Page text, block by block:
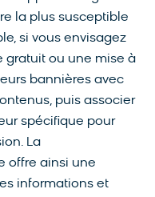
la plus susceptible
si vous envisagez
gratuit ou une mise à
bannières avec
puis associer
spécifique pour
La
offre ainsi une
informations et